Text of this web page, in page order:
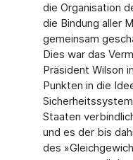
die Organisation
die Bindung aller
gemeinsam
Dies war das
Präsident Wilson
Punkten in die
Staaten
und es der bis
des